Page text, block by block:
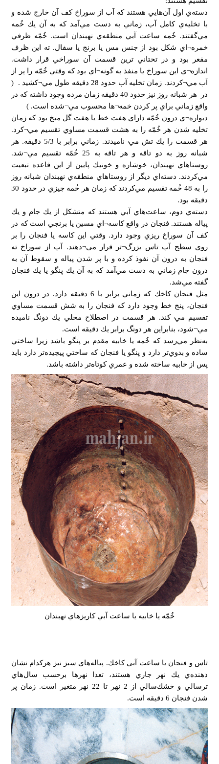
دسته‌ي اول آن‌هايي هستند كه آب از سوراخ كف آن خارج شده و
با تخليه‌ي كامل آب، زماني به دست مي‌آمد كه به آن يك خُمه
مي‌گفتند. خُمه ساعت آبي منطقه‌ي نهبندان است. خُمّه ظرفي
خمره¬اي شكل بود از جنس مس يا برنج يا سفال. ته اين ظرف
مقعر بود و در تحتاني ترين قسمت آن سوراخي قرار داشت.
اندازه¬ي اين سوراخ يا منفذ به گونه¬اي بود كه وقتي خُمّه را پر از
آب مي¬كردند. زمان تخليه آب حدود 28 دقيقه طول مي¬كشيد .‍ ‍‎(
در هر شبانه روز نيز حدود 40 دقيقه زمان مرده وجود داشته كه در
واقع زماني براي پر كردن خمه¬ها محسوب مي¬شده است. )
ديواره¬ي درون خُمّه داراي هفت خط يا هفت گل ميخ بود كه زمان
تخليه شدن هر خُمّه را به هشت قسمت مساوي تقسيم مي¬كرد.
هر قسمت را يك تش مي¬ناميدند. زماني برابر با 5/3 دقيقه. هر
شبانه روز به دو تاقه و هر تاقه به 25 خُمّه تقسيم مي¬شد.
روستاهاي نهبندان، خوشاره و خونيك پايين از اين قاعده تبعيت
مي‌كردند. دسته‌اي ديگر از روستاهاي منطقه‌ي نهبندان شبانه روز
را به 48 خُمه تقسيم مي‌كردند كه زمان هر خُمه چيزي در حدود 30
دقيقه بود.
دسته‌ي دوم، ساعت‌هاي آبي هستند كه متشكل از يك جام و يك
پياله هستند. فنجان در واقع كاسه¬اي مسين يا برنجي است كه در
كف آن سوراخ ريزي وجود دارد. وقتي اين كاسه يا فنجان را بر
روي سطح آب تاس بزرگ¬تر قرار مي¬دهند. آب از سوراخ ته
فنجان به درون آن نفوذ كرده و با پر شدن پياله و سقوط آن به
درون جام زماني به دست مي‌آمد كه به آن يك پنگو يا يك فنجان
گفته مي‌شد.
مثل فنجان كاخك كه زماني برابر با 6 دقيقه دارد. در درون اين
فنجان، پنج خط وجود دارد كه فنجان را به شش قسمت مساوي
تقسيم مي¬كند. هر قسمت در اصطلاح محلي يك دونگ ناميده
مي¬شود، بنابراين هر دونگ برابر يك دقيقه است.
به‌نظر مي‌رسد كه خُمه يا خابيه مقدم بر پنگو باشد زيرا ساختي
ساده و بدوي‌تر دارد و پنگو يا فنجان كه ساختي پيچيده‌تر دارد باید
پس از خابيه ساخته شده و عمري كوتاه‌تر داشته باشد.
خُمّه يا خابيه يا ساعت آبي كاريزهاي نهبندان
تاس و فنجان يا ساعت آبي كاخك. پياله‌هاي سبز نيز هركدام نشان
دهنده‌ي يك نهر جاري هستند، تعدا نهرها برحسب سال‌هاي
ترسالي و خشك‌سالي از 2 نهر تا 22 نهر متغير است. زمان پر
شدن فنجان 6 دقيقه است.